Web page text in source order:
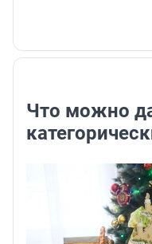
Что можно